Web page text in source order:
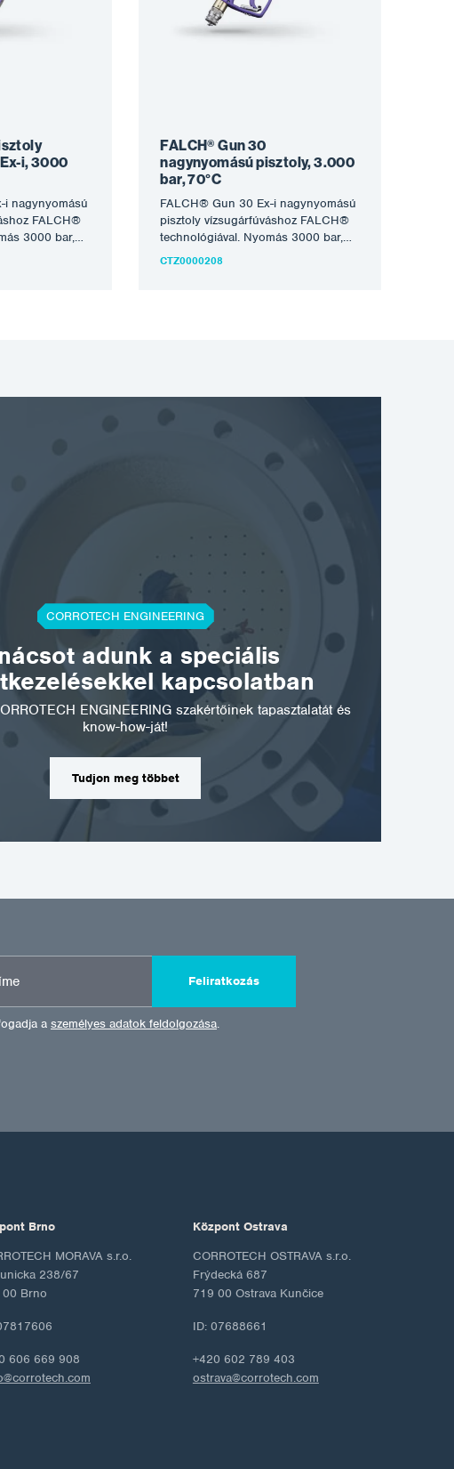
i, 3000
i nagynyomású
FALCH®
3000 bar,
belső menet
FALCH® Gun 30
nagynyomású pisztoly, 3.000
bar, 70°C
FALCH® Gun 30 Ex-i nagynyomású
pisztoly vízsugárfúváshoz FALCH®
technológiával. Nyomás 3000 bar,
vízhőmérséklet 70°C, belső menet
CTZ0000208
CORROTECH ENGINEERING
adunk a speciális
kapcsolatban
ENGINEERING szakértőinek tapasztalatát és
know-how-ját!
Tudjon meg többet
Feliratkozás
a személyes adatok feldolgozása.
Brno
MORAVA s.r.o.
238/67
Brno
606 669 908
Központ Ostrava
CORROTECH OSTRAVA s.r.o.
Frýdecká 687
719 00 Ostrava Kunčice
ID: 07688661
+420 602 789 403
ostrava@corrotech.com